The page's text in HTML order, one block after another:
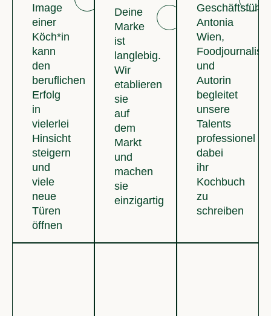
Image
einer
Köch*in
kann
den
beruflichen
Erfolg
in
vielerlei
Hinsicht
steigern
und
viele
neue
Türen
öffnen
Deine
Marke
ist
langlebig.
Wir
etablieren
sie
auf
dem
Markt
und
machen
sie
einzigartig
Antonia
Wien,
und
Autorin
begleitet
unsere
Talents
professionel
dabei
ihr
Kochbuch
zu
schreiben